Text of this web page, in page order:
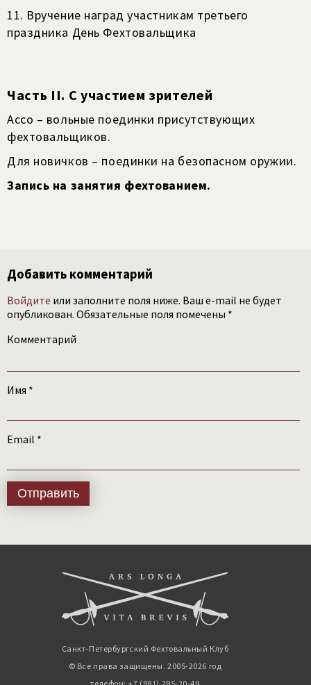
11. Вручение наград участникам третьего
праздника День Фехтовальщика
Часть II. С участием зрителей
Ассо – вольные поединки присутствующих
фехтовальщиков.
Для новичков – поединки на безопасном оружии.
Запись на занятия фехтованием.
Добавить комментарий
Войдите или заполните поля ниже. Ваш e-mail не будет
опубликован. Обязательные поля помечены *
Комментарий
Имя *
Email *
Санкт-Петербургский Фехтовальный Клуб
© Все права защищены. 2005-2026 год